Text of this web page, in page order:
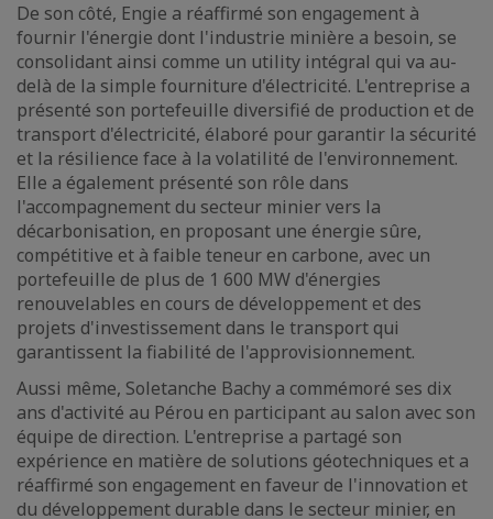
De son côté, Engie a réaffirmé son engagement à
fournir l'énergie dont l'industrie minière a besoin, se
consolidant ainsi comme un utility intégral qui va au-
delà de la simple fourniture d'électricité. L'entreprise a
présenté son portefeuille diversifié de production et de
transport d'électricité, élaboré pour garantir la sécurité
et la résilience face à la volatilité de l'environnement.
Elle a également présenté son rôle dans
l'accompagnement du secteur minier vers la
décarbonisation, en proposant une énergie sûre,
compétitive et à faible teneur en carbone, avec un
portefeuille de plus de 1 600 MW d'énergies
renouvelables en cours de développement et des
projets d'investissement dans le transport qui
garantissent la fiabilité de l'approvisionnement.
Aussi même, Soletanche Bachy a commémoré ses dix
ans d'activité au Pérou en participant au salon avec son
équipe de direction. L'entreprise a partagé son
expérience en matière de solutions géotechniques et a
réaffirmé son engagement en faveur de l'innovation et
du développement durable dans le secteur minier, en